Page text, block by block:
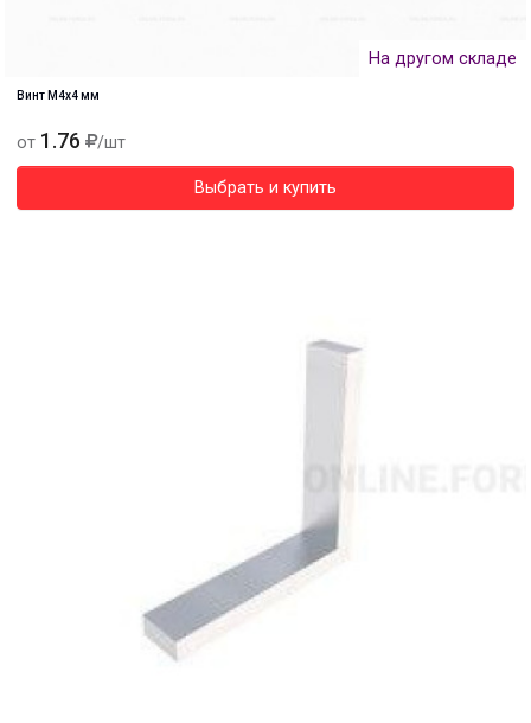
На другом складе
Винт М4х4 мм
от 1.76 /шт
Выбрать и купить